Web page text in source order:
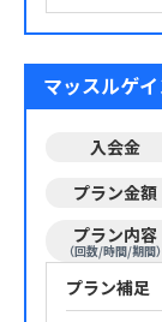
マッスルゲ
入会金
プラン金額
プラン内容
（回数/時間/期間）
プラン補足